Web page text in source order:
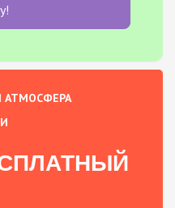
АТМОСФЕРА